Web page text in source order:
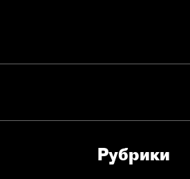
Рубрики